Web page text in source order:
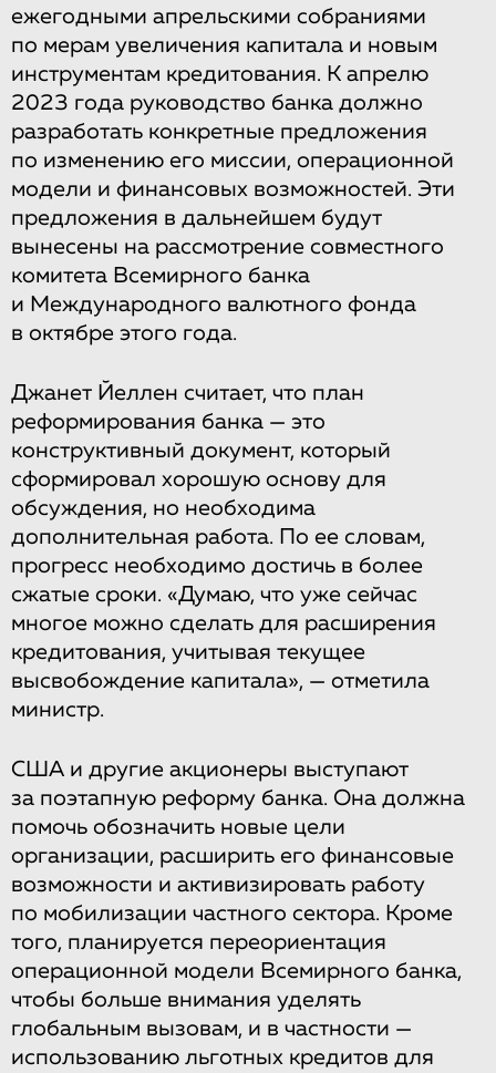
ежегодными апрельскими собраниями
по мерам увеличения капитала и новым
инструментам кредитования. К апрелю
2023 года руководство банка должно
разработать конкретные предложения
по изменению его миссии, операционной
модели и финансовых возможностей. Эти
предложения в дальнейшем будут
вынесены на рассмотрение совместного
комитета Всемирного банка
и Международного валютного фонда
в октябре этого года.
Джанет Йеллен считает, что план
реформирования банка — это
конструктивный документ, который
сформировал хорошую основу для
обсуждения, но необходима
дополнительная работа. По ее словам,
прогресс необходимо достичь в более
сжатые сроки. «Думаю, что уже сейчас
многое можно сделать для расширения
кредитования, учитывая текущее
высвобождение капитала», — отметила
министр.
США и другие акционеры выступают
за поэтапную реформу банка. Она должна
помочь обозначить новые цели
организации, расширить его финансовые
возможности и активизировать работу
по мобилизации частного сектора. Кроме
того, планируется переориентация
операционной модели Всемирного банка,
чтобы больше внимания уделять
глобальным вызовам, и в частности —
использованию льготных кредитов для